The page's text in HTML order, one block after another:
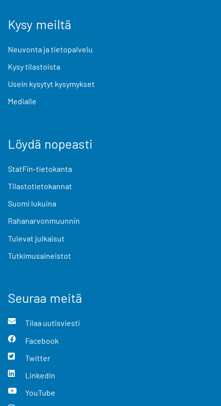
Kysy meiltä
Neuvonta ja tietopalvelu
Kysy tilastoista
Usein kysytyt kysymykset
Medialle
Löydä nopeasti
StatFin-tietokanta
Tilastotietokannat
Suomi lukuina
Rahanarvonmuunnin
Tulevat julkaisut
Tutkimusaineistot
Seuraa meitä
Tilaa uutisviesti
Facebook
Twitter
LinkedIn
YouTube